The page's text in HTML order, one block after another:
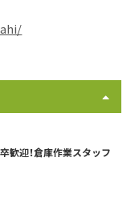
歓迎！倉庫作業スタッフ